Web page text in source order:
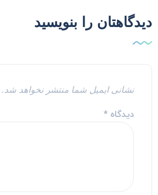
دیدگاهتان را بنویسید
نشانی ایمیل شما منتشر نخواهد شد.
دیدگاه*